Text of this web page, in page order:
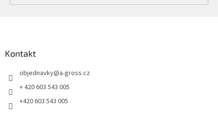
Kontakt
objednavky@a-gross.cz
+ 420 603 543 005
+420 603 543 005